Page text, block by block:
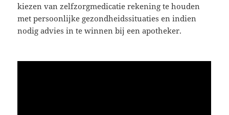
kiezen van zelfzorgmedicatie rekening te houden
met persoonlijke gezondheidssituaties en indien
nodig advies in te winnen bij een apotheker.